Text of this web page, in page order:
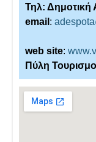
Τηλ: Δημοτική
email :
web site:
Πύλη